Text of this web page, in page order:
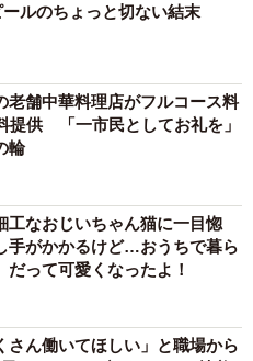
ルのちょっと切ない結末
老舗中華料理店がフルコース料
提供 「一市民としてお礼を」
輪
工なおじいちゃん猫に一目惚
がかかるけど…おうちで暮ら
だって可愛くなったよ！
さん働いてほしい」と職場から